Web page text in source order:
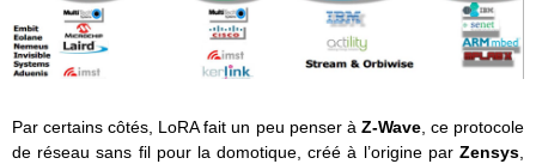
Par certains côtés, LoRA fait un peu penser à Z-Wave, ce protocole
de réseau sans fil pour la domotique, créé à l’origine par Zensys,